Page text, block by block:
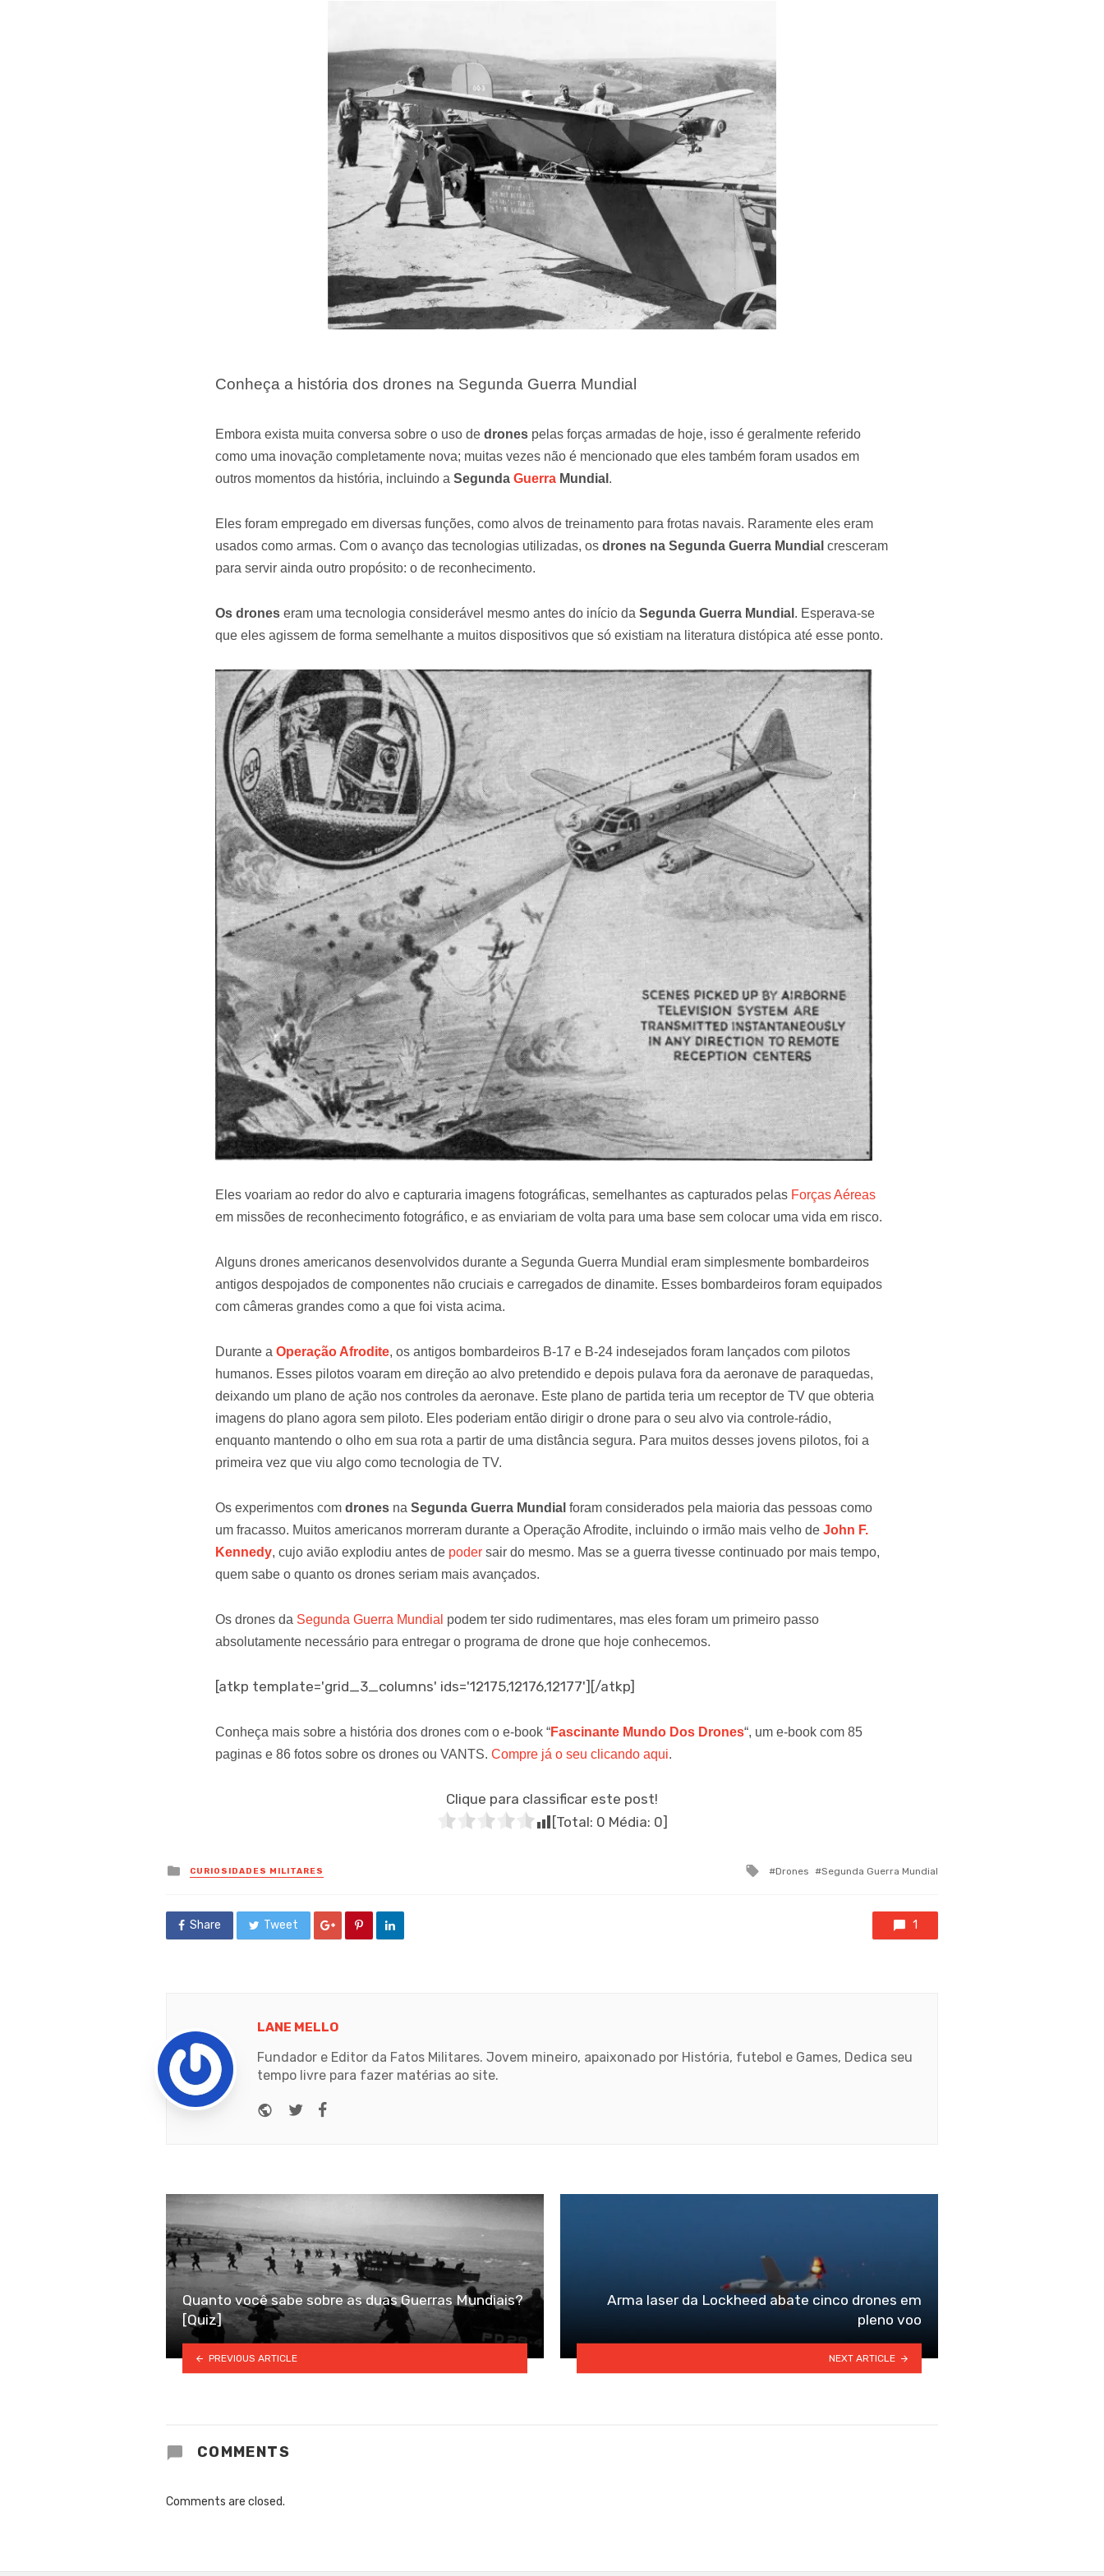
Conheça a história dos drones na Segunda Guerra Mundial
Embora exista muita conversa sobre o uso de drones pelas forças armadas de hoje, isso é geralmente referido
como uma inovação completamente nova; muitas vezes não é mencionado que eles também foram usados em
outros momentos da história, incluindo a Segunda Guerra Mundial .
Eles foram empregado em diversas funções, como alvos de treinamento para frotas navais. Raramente eles eram
usados ​​como armas. Com o avanço das tecnologias utilizadas, os drones na Segunda Guerra Mundial cresceram
para servir ainda outro propósito: o de reconhecimento.
Os drones eram uma tecnologia considerável mesmo antes do início da Segunda Guerra Mundial . Esperava-se
que eles agissem de forma semelhante a muitos dispositivos que só existiam na literatura distópica até esse ponto.
Eles voariam ao redor do alvo e capturaria imagens fotográficas, semelhantes as capturados pelas Forças Aéreas
em missões de reconhecimento fotográfico, e as enviariam de volta para uma base sem colocar uma vida em risco.
Alguns drones americanos desenvolvidos durante a Segunda Guerra Mundial eram simplesmente bombardeiros
antigos despojados de componentes não cruciais e carregados de dinamite. Esses bombardeiros foram equipados
com câmeras grandes como a que foi vista acima.
Durante a Operação Afrodite, os antigos bombardeiros B-17 e B-24 indesejados foram lançados com pilotos
humanos. Esses pilotos voaram em direção ao alvo pretendido e depois pulava fora da aeronave de paraquedas,
deixando um plano de ação nos controles da aeronave. Este plano de partida teria um receptor de TV que obteria
imagens do plano agora sem piloto. Eles poderiam então dirigir o drone para o seu alvo via controle-rádio,
enquanto mantendo o olho em sua rota a partir de uma distância segura. Para muitos desses jovens pilotos, foi a
primeira vez que viu algo como tecnologia de TV.
Os experimentos com drones na Segunda Guerra Mundial foram considerados pela maioria das pessoas como
um fracasso. Muitos americanos morreram durante a Operação Afrodite, incluindo o irmão mais velho de John F.
Kennedy, cujo avião explodiu antes de poder sair do mesmo. Mas se a guerra tivesse continuado por mais tempo,
quem sabe o quanto os drones seriam mais avançados.
Os drones da Segunda Guerra Mundial podem ter sido rudimentares, mas eles foram um primeiro passo
absolutamente necessário para entregar o programa de drone que hoje conhecemos.
[atkp template='grid_3_columns' ids='12175,12176,12177'][/atkp]
Conheça mais sobre a história dos drones com o e-book “Fascinante Mundo Dos Drones“, um e-book com 85
paginas e 86 fotos sobre os drones ou VANTS. Compre já o seu clicando aqui.
Clique para classificar este post!
[Total: 0 Média: 0]
Posted
in
CURIOSIDADES MILITARES
Tagged
Drones Segunda Guerra Mundial
Share Tweet 1
LANE MELLO
Fundador e Editor da Fatos Militares. Jovem mineiro, apaixonado por História, futebol e Games, Dedica seu
tempo livre para fazer matérias ao site.
Website
Twitter
Quanto você sabe sobre as duas Guerras Mundiais?
[Quiz]
PREVIOUS ARTICLE
Arma laser da Lockheed abate cinco drones em
pleno voo
NEXT ARTICLE
COMMENTS
Comments are closed.